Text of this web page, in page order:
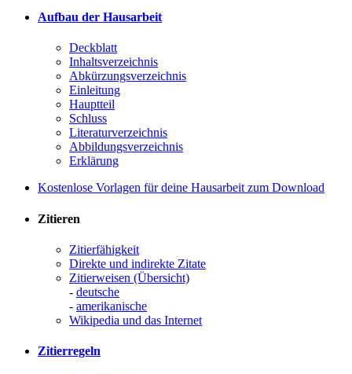
Aufbau der Hausarbeit
Deckblatt
Inhaltsverzeichnis
Abkürzungsverzeichnis
Einleitung
Hauptteil
Schluss
Literaturverzeichnis
Abbildungsverzeichnis
Erklärung
Kostenlose Vorlagen für deine Hausarbeit zum Download
Zitieren
Zitierfähigkeit
Direkte und indirekte Zitate
Zitierweisen (Übersicht)
- deutsche
- amerikanische
Wikipedia und das Internet
Zitierregeln